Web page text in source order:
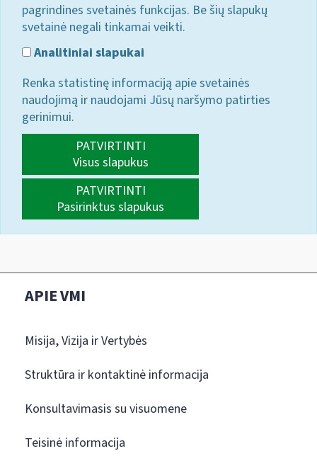
pagrindines svetainės funkcijas. Be šių slapukų
svetainė negali tinkamai veikti.
Analitiniai slapukai
Renka statistinę informaciją apie svetainės
naudojimą ir naudojami Jūsų naršymo patirties
gerinimui.
PATVIRTINTI
Visus slapukus
PATVIRTINTI
Pasirinktus slapukus
APIE VMI
Misija, Vizija ir Vertybės
Struktūra ir kontaktinė informacija
Konsultavimasis su visuomene
Teisinė informacija